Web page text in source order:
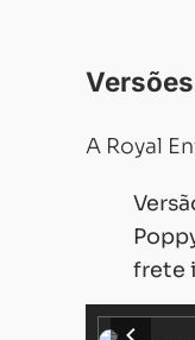
A Royal
frete